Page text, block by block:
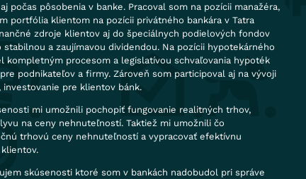
počas pôsobenia v banke. Pracoval som na pozícii manažéra,
portfólia klientom na pozícii privátného bankára v Tatra
zdroje klientov aj do špeciálnych podielových fondov
a zaujímavou dividendou. Na pozícii hypotekárného
kompletným procesom a legislatívou schvaľovania hypoték
podnikateľov a firmy. Zároveň som participoval aj na vývoji
pre klientov bánk.
mi umožnili pochopiť fungovanie realitných trhov,
na ceny nehnuteľností. Taktiež mi umožnili čo
trhovú ceny nehnuteľností a vypracovať efektívnu
skúsenosti ktoré som v bankách nadobudol pri správe